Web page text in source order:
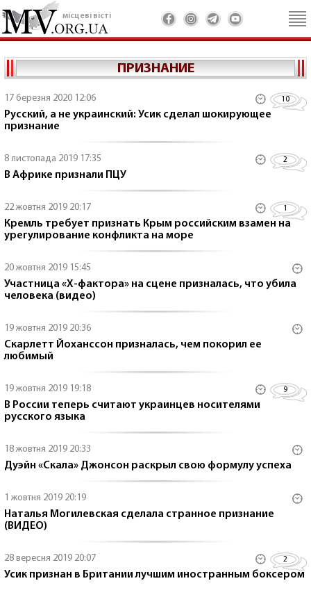
місцеві вісті
ПРИЗНАНИЕ
17 березня 2020 12:06 10
Русский, а не украинский: Усик сделал шокирующее
признание
8 листопада 2019 17:35 2
В Африке признали ПЦУ
22 жовтня 2019 20:17 1
Кремль требует признать Крым российским взамен на
урегулирование конфликта на море
20 жовтня 2019 15:45
Участница «Х-фактора» на сцене призналась, что убила
человека (видео)
19 жовтня 2019 20:36
Скарлетт Йоханссон призналась, чем покорил ее
любимый
19 жовтня 2019 19:18 9
В России теперь считают украинцев носителями
русского языка
18 жовтня 2019 20:33
Дуэйн «Скала» Джонсон раскрыл свою формулу успеха
1 жовтня 2019 20:19
Наталья Могилевская сделала странное признание
(ВИДЕО)
28 вересня 2019 20:07 2
Усик признан в Британии лучшим иностранным боксером